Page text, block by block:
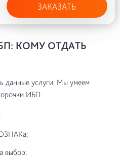
ЗАКАЗАТЬ
КОМУ ОТДАТЬ
данные услуги. Мы умеем
ИБП:
выбор;